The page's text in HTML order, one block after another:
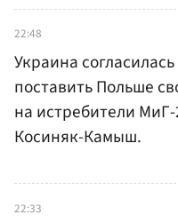
22:48
Украина
поставить Польше
на истребители
Косиняк-Камыш.
22:33